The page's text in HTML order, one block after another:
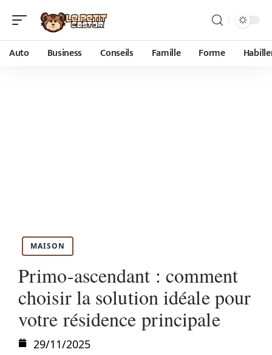
Auto Business Conseils Famille Forme
MAISON
Primo-ascendant : comment
choisir la solution idéale pour
votre résidence principale
29/11/2025